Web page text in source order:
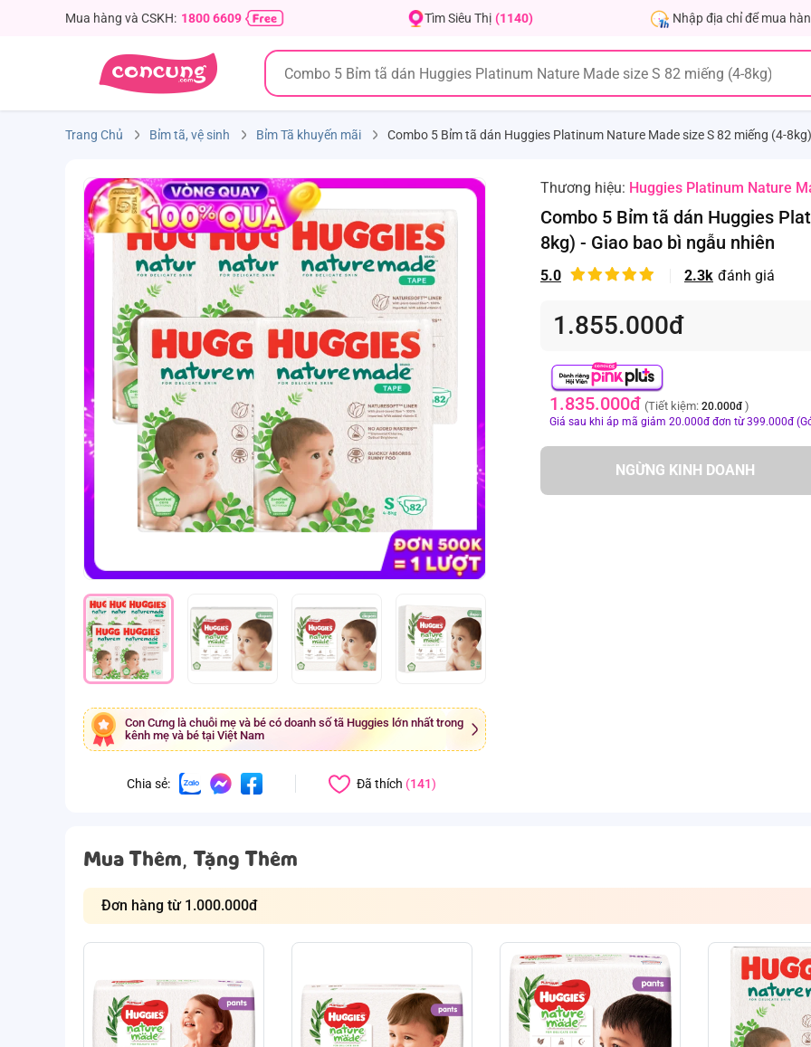
Mua hàng và CSKH: 1800 6609 Tìm Siêu Thị (1140) Nhập địa chỉ để mua
Trang Chủ Bỉm tã, vệ sinh Bỉm Tã khuyến mãi Combo 5 Bỉm tã dán Huggies Platinum Nature Made size S 82 miếng (4-
Con Cưng là chuỗi mẹ và bé có doanh số tã Huggies lớn nhất trong
kênh mẹ và bé tại Việt Nam
Chia sẻ: Đã thích (141)
Thương hiệu: Huggies Platinum Nature
Combo 5 Bỉm tã dán Huggies
8kg) - Giao bao bì ngẫu nhiên
5.0 2.3k đánh giá
1.855.000đ
1.835.000đ (Tiết kiệm: 20.000đ )
Giá sau khi áp mã giảm 20.000đ đơn từ 399.000đ
NGỪNG KINH DOANH
Mua Thêm, Tặng Thêm
Đơn hàng từ 1.000.000đ